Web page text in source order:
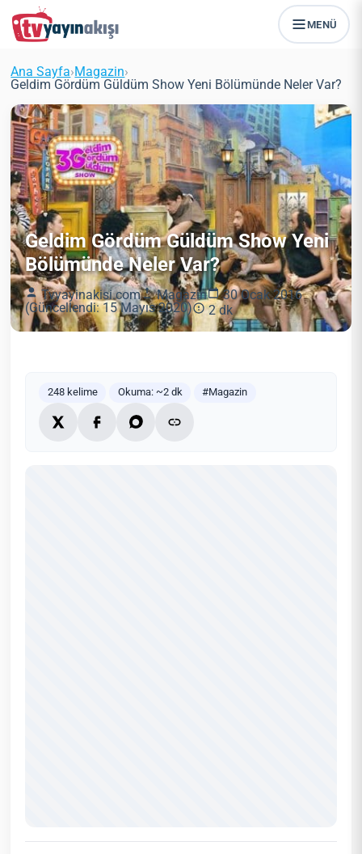
MENÜ
Ana Sayfa›Magazin›
Geldim Gördüm Güldüm Show Yeni Bölümünde Neler Var?
Geldim Gördüm Güldüm Show Yeni
Bölümünde Neler Var?
Tvyayinakisi.com Magazin
30 Ocak 2016
(Güncellendi: 15 Mayıs 2020)
2 dk
248 kelime Okuma: ~2 dk #Magazin